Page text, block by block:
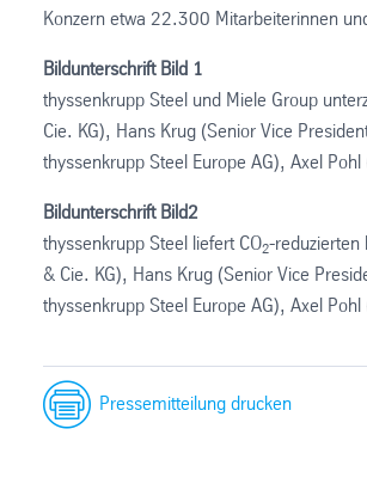
Konzern etwa 22.300 Mitarbeiterinnen
Bildunterschrift Bild 1
thyssenkrupp Steel und Miele Group
Cie. KG), Hans Krug (Senior Vice
thyssenkrupp Steel Europe AG), Axel
Bildunterschrift Bild2
thyssenkrupp Steel liefert CO2-reduzierten
& Cie. KG), Hans Krug (Senior Vice
thyssenkrupp Steel Europe AG), Axel
Pressemitteilung drucken